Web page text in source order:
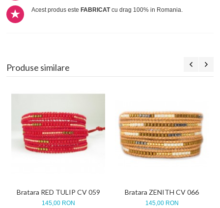
Acest produs esteFABRICATcu drag 100% in Romania.
Produse similare
Bratara RED TULIP CV 059
145,00 RON
Bratara ZENITH CV 066
145,00 RON